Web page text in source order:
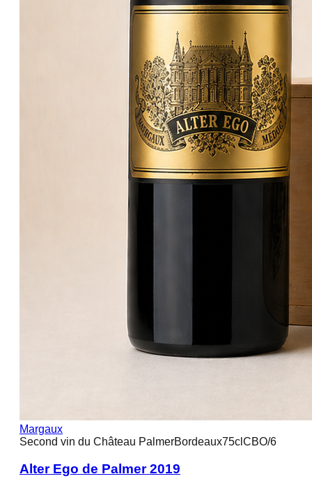
Margaux
Second vin du Château PalmerBordeaux75cl CBO/6
Alter Ego de Palmer 2019